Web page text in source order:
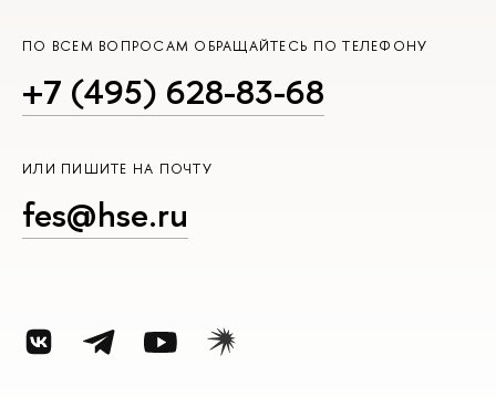
ПО ВСЕМ ВОПРОСАМ ОБРАЩАЙТЕСЬ ПО ТЕЛЕФОНУ
+7 (495) 628-83-68
ИЛИ ПИШИТЕ НА ПОЧТУ
fes@hse.ru